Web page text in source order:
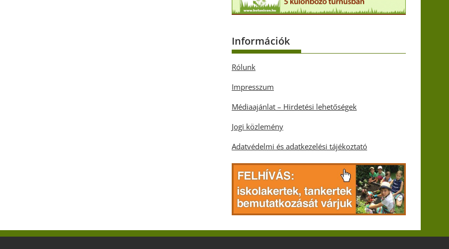
Információk
Rólunk
Impresszum
Médiaajánlat – Hirdetési lehetőségek
Jogi közlemény
Adatvédelmi és adatkezelési tájékoztató